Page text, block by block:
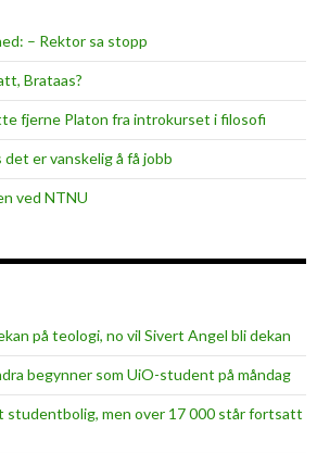
– Rektor sa stopp
Brataas?
fjerne Platon fra introkurset i filosofi
er vanskelig å få jobb
ved NTNU
på teologi, no vil Sivert Angel bli dekan
begynner som UiO-student på måndag
men over 17 000 står fortsatt